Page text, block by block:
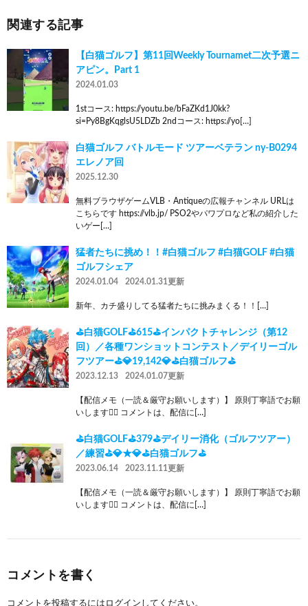
関連する記事
【白猫ゴルフ】第11回Weekly Tournamet二次予選ニ
アピン。Part 1
2024.01.03
1stコース: https://youtu.be/bFaZKd1J0kk?
si=Py8BgKqglsU5LDZb 2ndコース: https://yo[…]
白猫ゴルフ バトルモード ツアーベテラン ny-B0294
エレノア回
2025.12.30
無料ブラウザゲームVLB・Antiqueの広報チャンネル URLは
こちらです https://vlb.jp/ PSO2やパワプロなど私の紹介した
いゲー[…]
猛者たちに挑め！！#白猫ゴルフ #白猫GOLF #白猫
ゴルフシェア
2024.01.04 2024.01.31更新
新年、カチ盛りしてる猛者たちに挑みまくる！！[…]
⛳白猫GOLF⛳615⛳インパクトチャレンジ（第12
回）／各種ワンショットコンテスト／デイリーゴル
フツアー⛳💎19,142💎⛳白猫ゴルフ⛳
2023.12.13 2024.01.07更新
【配信メモ（一読＆厳守お願いします）】 原則丁寧語でお願
いします🙇‍♂️ コメントは、配信に[…]
⛳白猫GOLF⛳379⛳デイリー消化（ゴルフツアー）
／練習⛳💎★💎⛳白猫ゴルフ⛳
2023.06.14 2023.11.11更新
【配信メモ（一読＆厳守お願いします）】 原則丁寧語でお願
いします🙇‍♂️ コメントは、配信に[…]
コメントを書く
コメントを投稿するには ログイン してください。